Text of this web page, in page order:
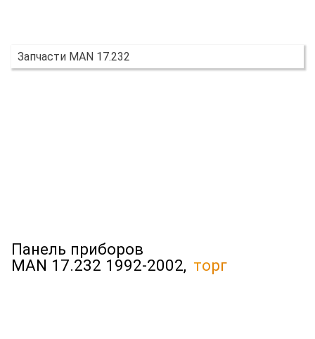
Запчасти MAN 17.232
Панель приборов
MAN 17.232 1992-2002, торг